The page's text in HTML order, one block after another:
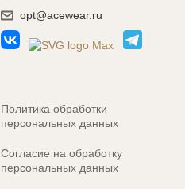
opt@acewear.ru
Политика обработки
персональных данных
Согласие на обработку
персональных данных